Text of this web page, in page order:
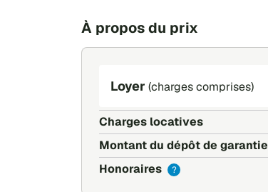
À propos du prix
Loyer (charges comprises)
Charges locatives
Montant du dépôt de garantie
Honoraires
?